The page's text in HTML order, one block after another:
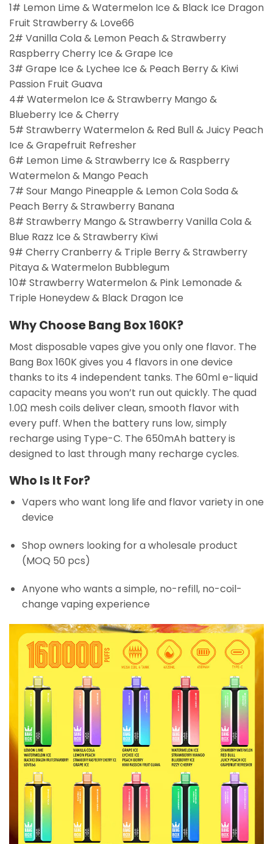
1# Lemon Lime & Watermelon Ice & Black Ice Dragon
Fruit Strawberry & Love66
2# Vanilla Cola & Lemon Peach & Strawberry
Raspberry Cherry Ice & Grape Ice
3# Grape Ice & Lychee Ice & Peach Berry & Kiwi
Passion Fruit Guava
4# Watermelon Ice & Strawberry Mango &
Blueberry Ice & Cherry
5# Strawberry Watermelon & Red Bull & Juicy Peach
Ice & Grapefruit Refresher
6# Lemon Lime & Strawberry Ice & Raspberry
Watermelon & Mango Peach
7# Sour Mango Pineapple & Lemon Cola Soda &
Peach Berry & Strawberry Banana
8# Strawberry Mango & Strawberry Vanilla Cola &
Blue Razz Ice & Strawberry Kiwi
9# Cherry Cranberry & Triple Berry & Strawberry
Pitaya & Watermelon Bubblegum
10# Strawberry Watermelon & Pink Lemonade &
Triple Honeydew & Black Dragon Ice
Why Choose Bang Box 160K?
Most disposable vapes give you only one flavor. The
Bang Box 160K gives you 4 flavors in one device
thanks to its 4 independent tanks. The 60ml e-liquid
capacity means you won’t run out quickly. The quad
1.0Ω mesh coils deliver clean, smooth flavor with
every puff. When the battery runs low, simply
recharge using Type-C. The 650mAh battery is
designed to last through many recharge cycles.
Who Is It For?
Vapers who want long life and flavor variety in one
device
Shop owners looking for a wholesale product
(MOQ 50 pcs)
Anyone who wants a simple, no-refill, no-coil-
change vaping experience